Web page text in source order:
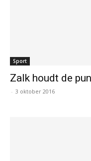
Sport
Zalk houdt de
- 3 oktober 2016